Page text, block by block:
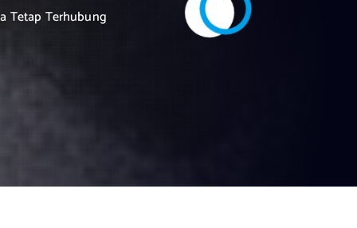
Tetap Terhubung